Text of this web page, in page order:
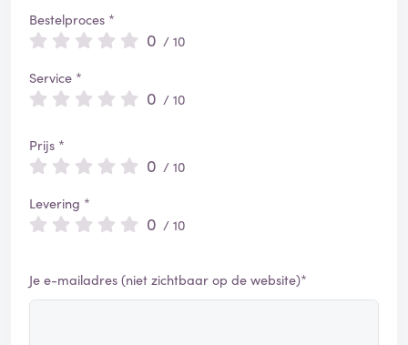
Bestelproces *
0 / 10
Service *
0 / 10
Prijs *
0 / 10
Levering *
0 / 10
Je e-mailadres (niet zichtbaar op de website)*